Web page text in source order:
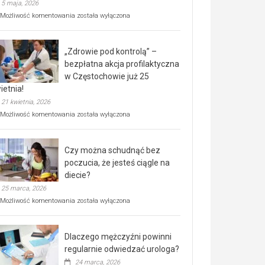
5 maja, 2026
Możliwość komentowania Rusza
rehabilitacji
dla
seniorów!
została wyłączona
„Zdrowie pod kontrolą” –
bezpłatna akcja profilaktyczna
w Częstochowie już 25
21 kwietnia, 2026
Możliwość komentowania „Zdrowie
bezpłatna
akcja
profilaktyczna
w
już
kwietnia!
została wyłączona
Czy można schudnąć bez
poczucia, że jesteś ciągle na
diecie?
25 marca, 2026
Możliwość komentowania Czy
poczucia,
że
została wyłączona
Dlaczego mężczyźni powinni
regularnie odwiedzać urologa?
24 marca, 2026